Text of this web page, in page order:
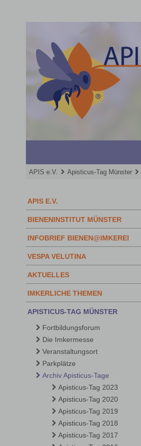
APIS e.V. Apisticus-Tag Münster
Navigation
überspringen
APIS E.V.
BIENENINSTITUT MÜNSTER
INFOBRIEF BIENEN@IMKEREI
VESPA VELUTINA
AKTUELLES
IMKERLICHE THEMEN
APISTICUS-TAG MÜNSTER
Fortbildungsforum
Die Imkermesse
Veranstaltungsort
Parkplätze
Archiv Apisticus-Tage
Apisticus-Tag 2023
Apisticus-Tag 2020
Apisticus-Tag 2019
Apisticus-Tag 2018
Apisticus-Tag 2017